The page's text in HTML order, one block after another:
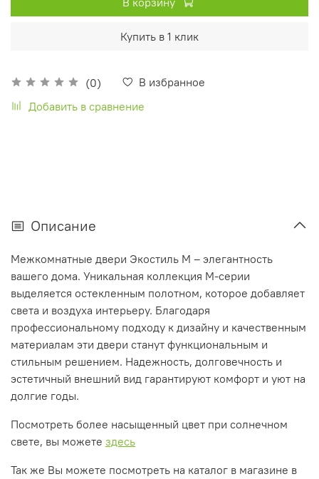
(0)
В избранное
Добавить в сравнение
Купить в 1 клик
Описание
Межкомнатные двери Экостиль М – элегантность
вашего дома. Уникальная коллекция М-серии
выделяется остекленным полотном, которое добавляет
света и воздуха интерьеру. Благодаря
профессиональному подходу к дизайну и качественным
материалам эти двери станут функциональным и
стильным решением. Надежность, долговечность и
эстетичный внешний вид гарантируют комфорт и уют на
долгие годы.
Посмотреть более насыщенный цвет при солнечном
свете, вы можете здесь
Так же Вы можете посмотреть на каталог в магазине в